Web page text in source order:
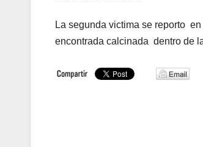
La segunda victima se reporto
encontrada calcinada dentro de